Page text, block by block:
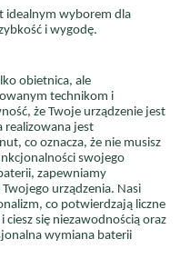
idealnym wyborem dla
i wygodę.
obietnica, ale
technikom i
że Twoje urządzenie jest
realizowana jest
co oznacza, że nie musisz
swojego
zapewniamy
Twojego urządzenia. Nasi
co potwierdzają liczne
się niezawodnością oraz
wymiana baterii